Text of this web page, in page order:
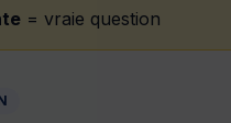
= vraie question